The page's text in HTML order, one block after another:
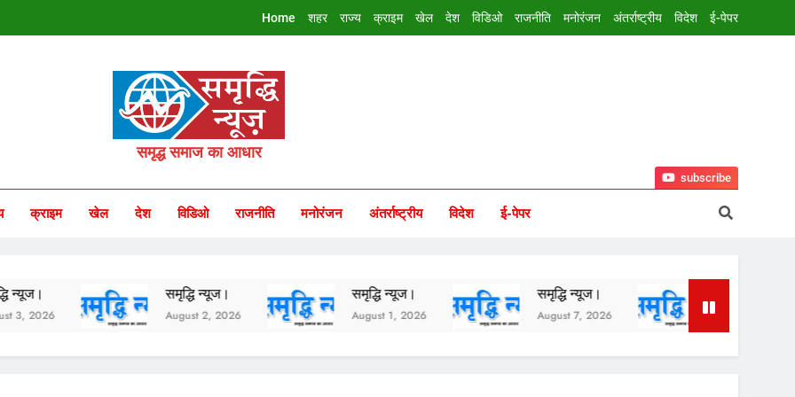
Home शहर राज्य क्राइम खेल देश विडिओ राजनीति मनोरंजन अंतर्राष्ट्रीय विदेश ई-पेपर
Samachar
समृद्ध समाज का आधार
क्राइम खेल देश विडिओ राजनीति मनोरंजन अंतर्राष्ट्रीय विदेश ई-पेपर
subscribe
समृद्धि न्यूज।
August 2, 2026
समृद्धि न्यूज।
August 1, 2026
समृद्धि न्यूज।
August 7, 2026
समृद्धि न्यूज।
August 6, 2026